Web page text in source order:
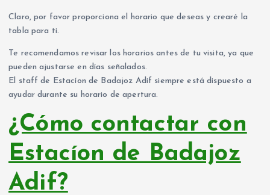
Claro, por favor proporciona el horario que deseas y crearé la
tabla para ti.
Te recomendamos revisar los horarios antes de tu visita, ya que
pueden ajustarse en días señalados.
El staff de Estacíon de Badajoz Adif siempre está dispuesto a
ayudar durante su horario de apertura.
¿Cómo contactar con
Estacíon de Badajoz
Adif?